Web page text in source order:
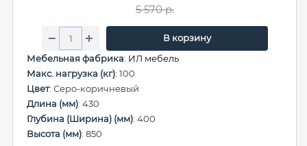
5 570р.
В корзину
Мебельная фабрика: ИЛ мебель
Макс. нагрузка (кг): 100
Цвет: Серо-коричневый
Длина (мм): 430
Глубина (Ширина) (мм): 400
Высота (мм): 850